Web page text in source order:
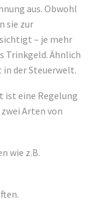
aus. Obwohl
sie zur
– je mehr
Trinkgeld. Ähnlich
der Steuerwelt.
ist eine Regelung
Arten von
wie z.B.